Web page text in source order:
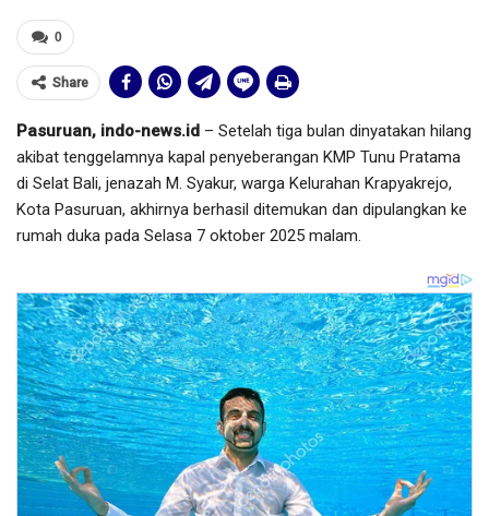
0
Share
Pasuruan, indo-news.id – Setelah tiga bulan dinyatakan hilang
akibat tenggelamnya kapal penyeberangan KMP Tunu Pratama
di Selat Bali, jenazah M. Syakur, warga Kelurahan Krapyakrejo,
Kota Pasuruan, akhirnya berhasil ditemukan dan dipulangkan ke
rumah duka pada Selasa 7 oktober 2025 malam.